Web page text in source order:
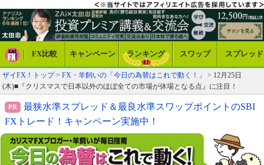
FX比較 キャンペーン ランキング スワップ スプレッド
ザイFX！トップ> FX・羊飼いの「今日の為替はこれで動く！」
> 12月25日
(木)■『クリスマスで日本以外のほぼ全ての市場が休場となる点』に注目！
最狭水準スプレッド＆最良水準スワップポイントのSBI
FXトレード！キャンペーン実施中！